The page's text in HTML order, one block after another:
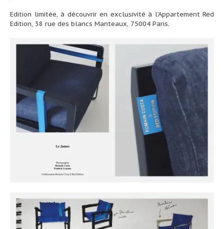
Edition limitée, à découvrir en exclusivité à l’Appartement Red
Edition, 38 rue des blancs Manteaux, 75004 Paris.